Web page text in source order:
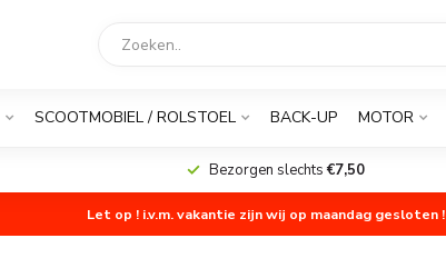
SCOOTMOBIEL / ROLSTOEL BACK-UP MOTOR
Bezorgen slechts€7,50
Let op ! i.v.m. vakantie zijn wij op maandag gesloten !